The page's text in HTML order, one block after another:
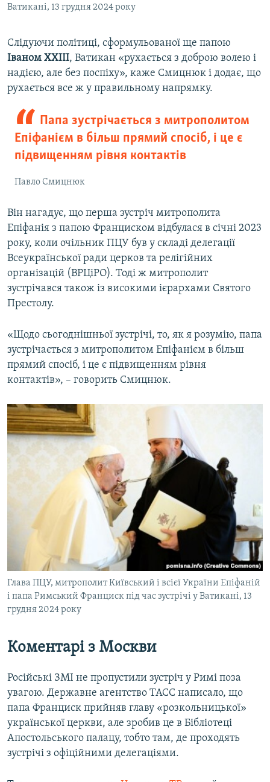
Ватикані, 13 грудня 2024 року
Слідуючи політиці, сформульованої ще папою
Іваном ХХІІІ, Ватикан «рухається з доброю волею і
надією, але без поспіху», каже Смицнюк і додає, що
рухається все ж у правильному напрямку.
Папа зустрічається з митрополитом
Епіфанієм в більш прямий спосіб, і це є
підвищенням рівня контактів
Павло Смицнюк
Він нагадує, що перша зустріч митрополита
Епіфанія з папою Франциском відбулася в січні 2023
року, коли очільник ПЦУ був у складі делегації
Всеукраїнської ради церков та релігійних
організацій (ВРЦіРО). Тоді ж митрополит
зустрічався також із високими ієрархами Святого
Престолу.
«Щодо сьогоднішньої зустрічі, то, як я розумію, папа
зустрічається з митрополитом Епіфанієм в більш
прямий спосіб, і це є підвищенням рівня
контактів», – говорить Смицнюк.
Глава ПЦУ, митрополит Київський і всієї України Епіфаній
і папа Римський Франциск під час зустрічі у Ватикані, 13
грудня 2024 року
Коментарі з Москви
Російські ЗМІ не пропустили зустріч у Римі поза
увагою. Державне агентство ТАСС написало, що
папа Франциск прийняв главу «розкольницької»
української церкви, але зробив це в Бібліотеці
Апостольського палацу, тобто там, де проходять
зустрічі з офіційними делегаціями.